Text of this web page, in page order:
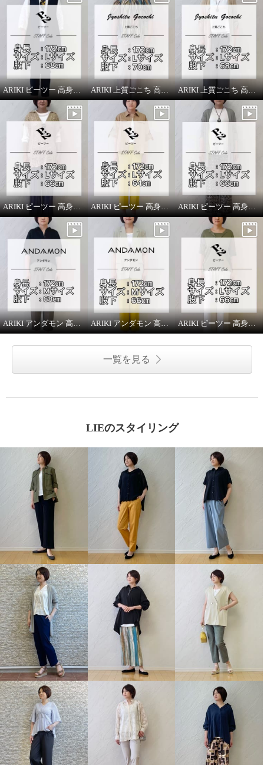
ARIKI ピーツー 高身長スタッフがはいてみました！ ARIKI 上質ごこち 高身長スタッフがはいてみました！ ARIKI 上質ごこち 高身長スタッフがはいてみました！
ARIKI ピーツー 高身長スタッフがはいてみました！ ARIKI ピーツー 高身長スタッフがはいてみました！ ARIKI ピーツー 高身長スタッフがはいてみました！
ARIKI アンダモン 高身長スタッフがはいてみました！ ARIKI アンダモン 高身長スタッフがはいてみました！ ARIKI ピーツー 高身長スタッフがはいてみました！
一覧を見る
LIEのスタイリング